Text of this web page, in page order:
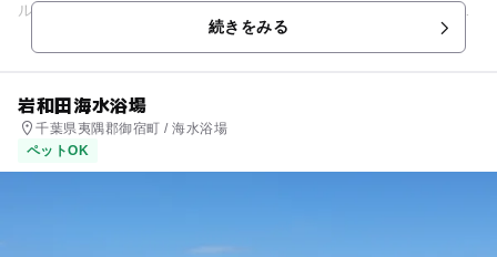
ルを備えています。 プールは、屋内に6本のコースが並ぶ25m
続きをみる
岩和田海水浴場
千葉県夷隅郡御宿町 / 海水浴場
ペットOK